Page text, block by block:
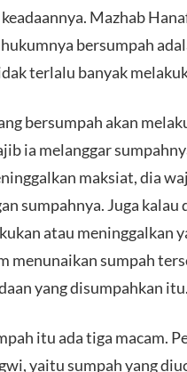
Mazhab
bersumpah
terlalu banyak
bersumpah akan
ia melanggar
maksiat, dia
sumpahnya. Juga kalau
atau meninggalkan
menunaikan sumpah
yang disumpahkan itu.
itu ada tiga macam.
yaitu sumpah yang